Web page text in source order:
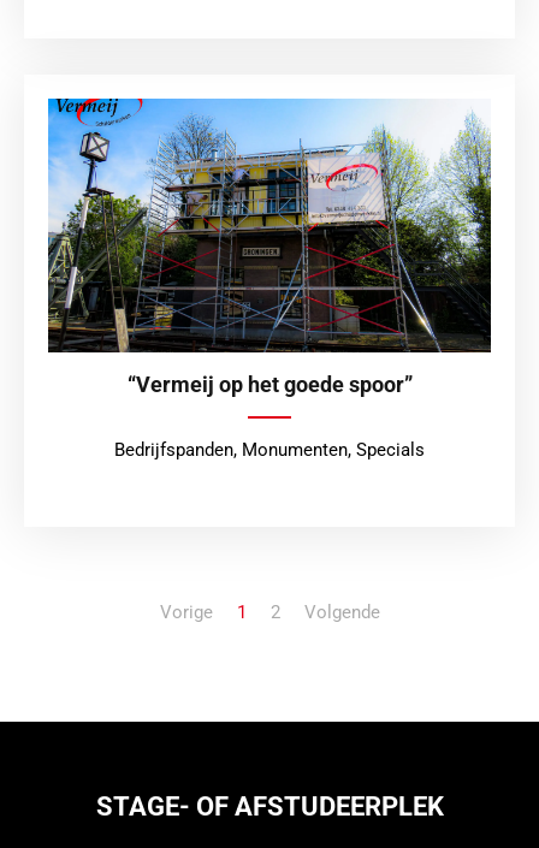
“Vermeij op het goede spoor”
Bedrijfspanden, Monumenten, Specials
Vorige 1 2 Volgende
STAGE- OF AFSTUDEERPLEK